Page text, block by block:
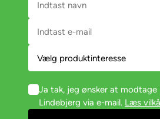
Ja tak, jeg ønsker at
Lindebjerg via e-mail. Læs